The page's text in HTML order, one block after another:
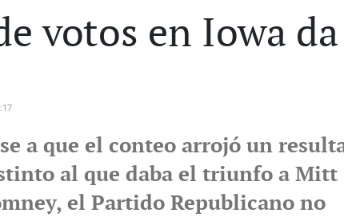
votos en Iowa
a que el conteo arrojó un
al que daba el triunfo a Mitt
el Partido Republicano no